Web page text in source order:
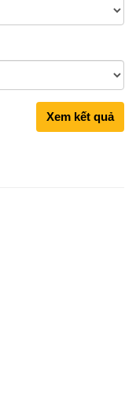
Xem kết quả